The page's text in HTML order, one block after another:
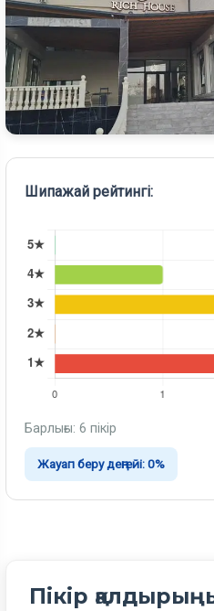
Шипажай рейтингі:
Барлығы: 6 пікір
Жауап беру деңгейі: 0%
Пікір